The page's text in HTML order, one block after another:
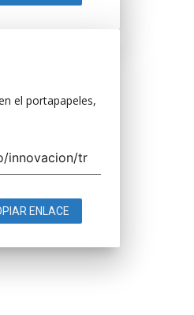
el portapapeles,
ENLACE